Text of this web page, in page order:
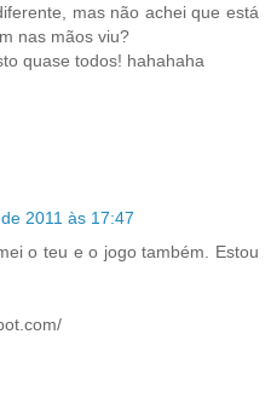
mas não achei que está
nas mãos viu?
quase todos! hahahaha
2011 às 17:47
o teu e o jogo também. Estou